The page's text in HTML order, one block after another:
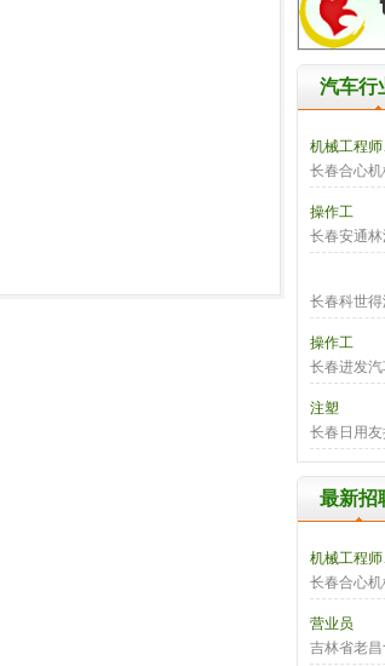
汽车行
机械工程
长春合心
操作工
长春安通
长春科世
操作工
长春进发
注塑
长春日用
最新招
机械工程
长春合心
营业员
吉林省老昌